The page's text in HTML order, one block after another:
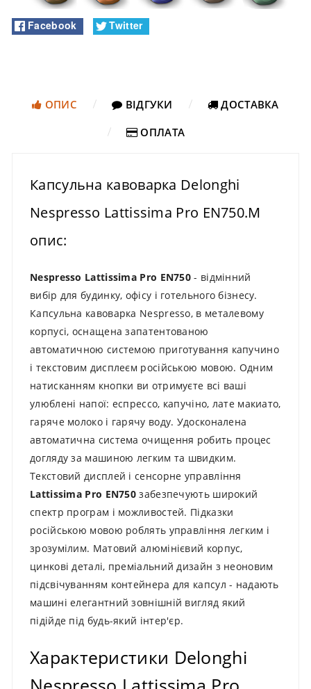
Facebook Twitter
ОПИС ВІДГУКИ
ДОСТАВКА
ОПЛАТА
Капсульна кавоварка Delonghi
Nespresso Lattissima Pro EN750.M
опис:
Nespresso Lattissima Pro EN750 - відмінний
вибір для будинку, офісу і готельного бізнесу.
Капсульна кавоварка Nespresso, в металевому
корпусі, оснащена запатентованою
автоматичною системою приготування капучино
і текстовим дисплеєм російською мовою. Одним
натисканням кнопки ви отримуєте всі ваші
улюблені напої: еспрессо, капучіно, лате макиато,
гаряче молоко і гарячу воду. Удосконалена
автоматична система очищення робить процес
догляду за машиною легким та швидким.
Текстовий дисплей і сенсорне управління
Lattissima Pro EN750 забезпечують широкий
спектр програм і можливостей. Підказки
російською мовою роблять управління легким і
зрозумілим. Матовий алюмінієвий корпус,
цинкові деталі, преміальний дизайн з неоновим
підсвічуванням контейнера для капсул - надають
машині елегантний зовнішній вигляд який
підійде під будь-який інтер'єр.
Характеристики Delonghi